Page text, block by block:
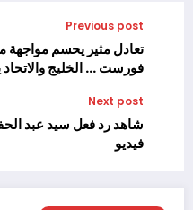
Previous post
تعادل مثير يحسم مواجهة
فورست … الخليج والاتحاد
الإنجليزى بثنائية ضد
ويعزز صدارته للدوري
Next post
شاهد رد فعل سيد عبد
فيديو